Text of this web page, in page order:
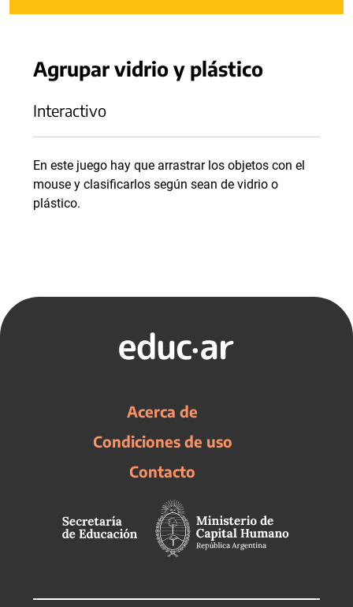
Agrupar vidrio y plástico
Interactivo
En este juego hay que arrastrar los objetos con el
mouse y clasificarlos según sean de vidrio o
plástico.
Acerca de
Condiciones de uso
Contacto